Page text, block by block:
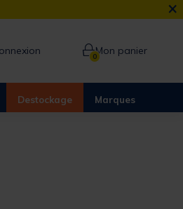
×
0Mon panier
Destockage Marques